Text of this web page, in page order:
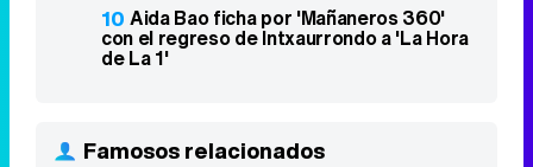
10 Aida Bao ficha por 'Mañaneros 360'
con el regreso de Intxaurrondo a 'La Hora
de La 1'
Famosos relacionados